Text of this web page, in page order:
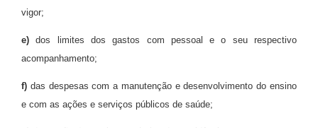
vigor;
e) dos limites dos gastos com pessoal e o seu respectivo
acompanhamento;
f) das despesas com a manutenção e desenvolvimento do ensino
e com as ações e serviços públicos de saúde;